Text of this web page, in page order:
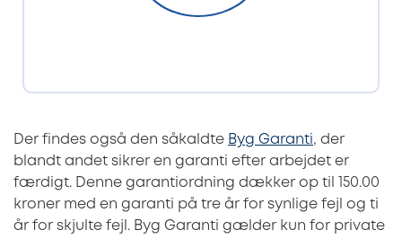
Der findes også den såkaldte Byg Garanti, der
blandt andet sikrer en garanti efter arbejdet er
færdigt. Denne garantiordning dækker op til 150.00
kroner med en garanti på tre år for synlige fejl og ti
år for skjulte fejl. Byg Garanti gælder kun for private